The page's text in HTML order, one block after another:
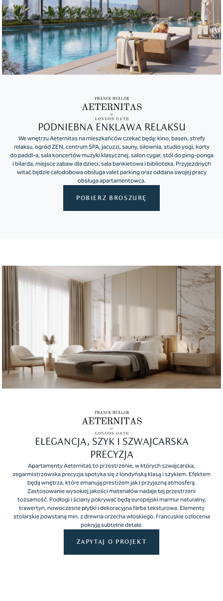
PODNIEBNA ENKLAWA RELAKSU
We wnętrzu Aeternitas na mieszkańców czekać będą: kino, basen, strefy
relaksu, ogród ZEN, centrum SPA, jacuzzi, sauny, siłownia, studio yogi, korty
do paddl-a, sala koncertów muzyki klasycznej, salon cygar, stół do ping-ponga
i bilarda, miejsce zabaw dla dzieci, sala bankietowa i biblioteka. Przyjezdnych
witać będzie całodobowa obsługa valet parking oraz oddana swojej pracy
obsługa apartamentowca.
POBIERZ BROSZURĘ
ELEGANCJA, SZYK I SZWAJCARSKA
PRECYZJA
Apartamenty Aeternitas to przestrzenie, w których szwajcarska,
zegarmistrzowska precyzja spotyka się z londyńską klasą i szykiem. Efektem
będą wnętrza, które emanują prestiżem jak i przyjazną atmosferą.
Zastosowanie wysokiej jakości materiałów nadaje tej przestrzeni
tożsamość. Podłogi i ściany pokrywać będą europejski marmur naturalny,
trawertyn, nowoczesne płytki i dekoracyjna farba teksturowa. Elementy
stolarskie powstaną min. z drewna orzecha włoskiego. Francuskie ozłocenia
pokryją subtelne detale.
ZAPYTAJ O PROJEKT